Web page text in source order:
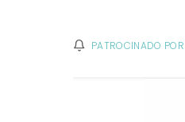
PATROCINADO POR